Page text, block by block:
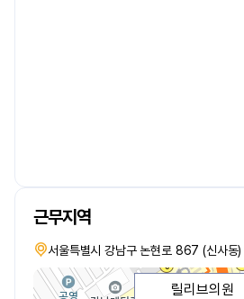
근무지역
서울특별시 강남구 논현로 867 (신사동)
릴리브의원